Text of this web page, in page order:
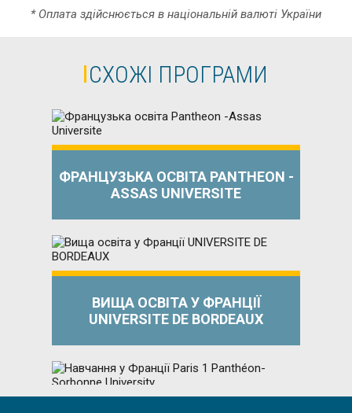
* Оплата здійснюється в національній валюті України
СХОЖІ ПРОГРАМИ
ФРАНЦУЗЬКА ОСВІТА PANTHEON -
ASSAS UNIVERSITE
ВИЩА ОСВІТА У ФРАНЦІЇ
UNIVERSITE DE BORDEAUX